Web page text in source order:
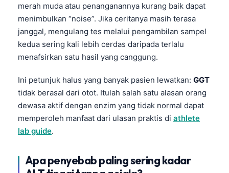
merah muda atau penanganannya kurang baik dapat
menimbulkan “noise”. Jika ceritanya masih terasa
janggal, mengulang tes melalui pengambilan sampel
kedua sering kali lebih cerdas daripada terlalu
menafsirkan satu hasil yang canggung.
Ini petunjuk halus yang banyak pasien lewatkan: GGT
tidak berasal dari otot. Itulah salah satu alasan orang
dewasa aktif dengan enzim yang tidak normal dapat
memperoleh manfaat dari ulasan praktis di athlete
lab guide.
Apa penyebab paling sering kadar